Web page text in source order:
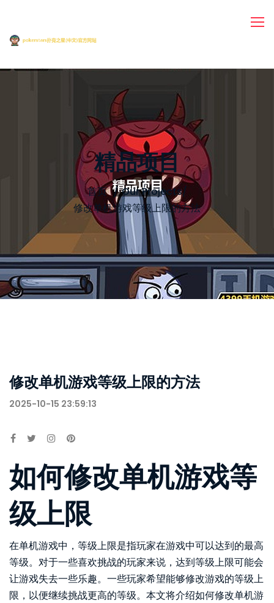
精品项目
首页 Our Projects/
修改单机游戏等级上限的方法
修改单机游戏等级上限的方法
2025-10-15 23:59:13
如何修改单机游戏等
级上限
在单机游戏中，等级上限是指玩家在游戏中可以达到的最高
等级。对于一些喜欢挑战的玩家来说，达到等级上限可能会
让游戏失去一些乐趣。一些玩家希望能够修改游戏的等级上
限，以便继续挑战更高的等级。本文将介绍如何修改单机游